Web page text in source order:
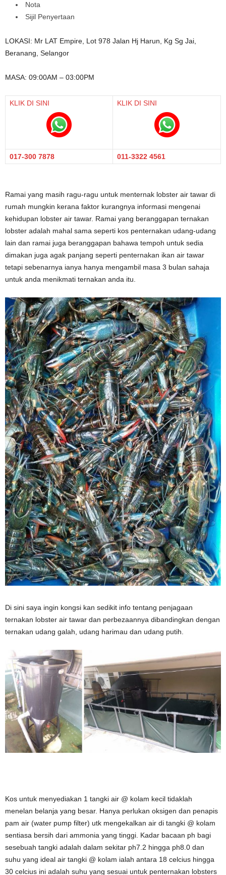
Nota
Sijil Penyertaan
LOKASI: Mr LAT Empire, Lot 978 Jalan Hj Harun, Kg Sg Jai,
Beranang, Selangor
MASA: 09:00AM – 03:00PM
KLIK DI SINI KLIK DI SINI
017-300 7878 011-3322 4561
Ramai yang masih ragu-ragu untuk menternak lobster air tawar di
rumah mungkin kerana faktor kurangnya informasi mengenai
kehidupan lobster air tawar. Ramai yang beranggapan ternakan
lobster adalah mahal sama seperti kos penternakan udang-udang
lain dan ramai juga beranggapan bahawa tempoh untuk sedia
dimakan juga agak panjang seperti penternakan ikan air tawar
tetapi sebenarnya ianya hanya mengambil masa 3 bulan sahaja
untuk anda menikmati ternakan anda itu.
Di sini saya ingin kongsi kan sedikit info tentang penjagaan
ternakan lobster air tawar dan perbezaannya dibandingkan dengan
ternakan udang galah, udang harimau dan udang putih.
Kos untuk menyediakan 1 tangki air @ kolam kecil tidaklah
menelan belanja yang besar. Hanya perlukan oksigen dan penapis
pam air (water pump filter) utk mengekalkan air di tangki @ kolam
sentiasa bersih dari ammonia yang tinggi. Kadar bacaan ph bagi
sesebuah tangki adalah dalam sekitar ph7.2 hingga ph8.0 dan
suhu yang ideal air tangki @ kolam ialah antara 18 celcius hingga
30 celcius ini adalah suhu yang sesuai untuk penternakan lobsters